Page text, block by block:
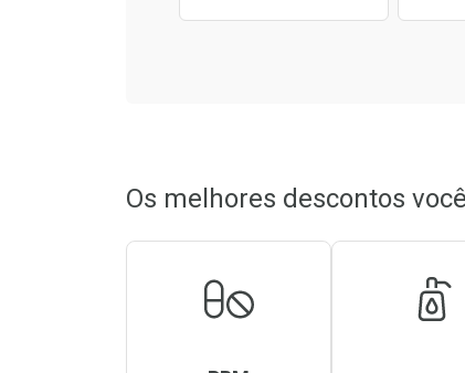
Ativar Desconto
Os melhores descontos